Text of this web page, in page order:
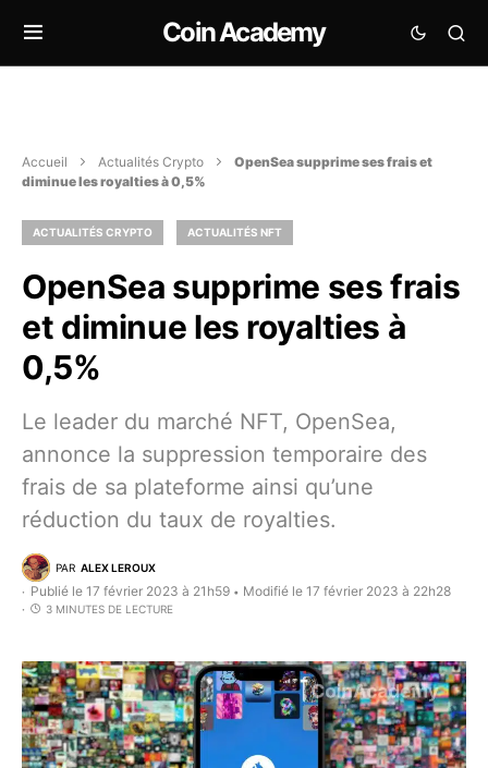
Coin Academy
Accueil Actualités Crypto
OpenSea supprime ses frais et
diminue les royalties à 0,5%
ACTUALITÉS CRYPTO ACTUALITÉS NFT
OpenSea supprime ses frais
et diminue les royalties à
0,5%
Le leader du marché NFT, OpenSea,
annonce la suppression temporaire des
frais de sa plateforme ainsi qu’une
réduction du taux de royalties.
PAR ALEX LEROUX
Publié le 17 février 2023 à 21h59 • Modifié le 17 février 2023 à 22h28
3 MINUTES DE LECTURE